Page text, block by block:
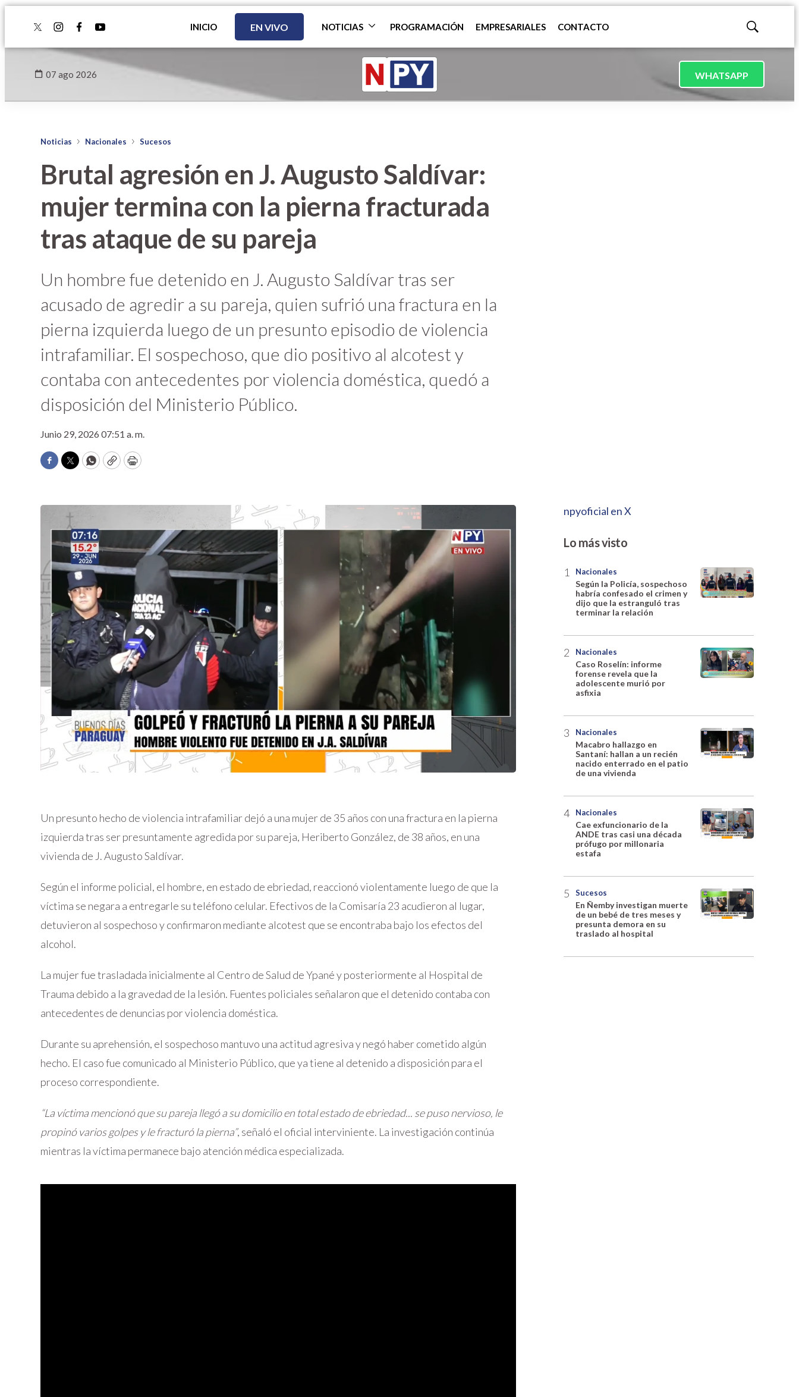
twitterinstagram
facebookyoutube INICIO EN VIVO NOTICIAS PROGRAMACIÓN EMPRESARIALES CONTACTO
Mostrar
07 ago 2026 WHATSAPP
Noticias Nacionales Sucesos
Brutal agresión en J. Augusto Saldívar:
mujer termina con la pierna fracturada
tras ataque de su pareja
Un hombre fue detenido en J. Augusto Saldívar tras ser
acusado de agredir a su pareja, quien sufrió una fractura en la
pierna izquierda luego de un presunto episodio de violencia
intrafamiliar. El sospechoso, que dio positivo al alcotest y
contaba con antecedentes por violencia doméstica, quedó a
disposición del Ministerio Público.
Junio 29, 2026 07:51 a. m.
Facebook
TwitterWhatsApp
CopyPrint
Un presunto hecho de violencia intrafamiliar dejó a una mujer de 35 años con una fractura en la pierna
izquierda tras ser presuntamente agredida por su pareja, Heriberto González, de 38 años, en una
vivienda de J. Augusto Saldívar.
Según el informe policial, el hombre, en estado de ebriedad, reaccionó violentamente luego de que la
víctima se negara a entregarle su teléfono celular. Efectivos de la Comisaría 23 acudieron al lugar,
detuvieron al sospechoso y confirmaron mediante alcotest que se encontraba bajo los efectos del
alcohol.
La mujer fue trasladada inicialmente al Centro de Salud de Ypané y posteriormente al Hospital de
Trauma debido a la gravedad de la lesión. Fuentes policiales señalaron que el detenido contaba con
antecedentes de denuncias por violencia doméstica.
Durante su aprehensión, el sospechoso mantuvo una actitud agresiva y negó haber cometido algún
hecho. El caso fue comunicado al Ministerio Público, que ya tiene al detenido a disposición para el
proceso correspondiente.
“La víctima mencionó que su pareja llegó a su domicilio en total estado de ebriedad... se puso nervioso, le
propinó varios golpes y le fracturó la pierna”, señaló el oficial interviniente. La investigación continúa
mientras la víctima permanece bajo atención médica especializada.
npyoficial en X
Lo más visto
Nacionales
Según la Policía, sospechoso
habría confesado el crimen y
dijo que la estranguló tras
terminar la relación
Nacionales
Caso Roselín: informe
forense revela que la
adolescente murió por
asfixia
Nacionales
Macabro hallazgo en
Santaní: hallan a un recién
nacido enterrado en el patio
de una vivienda
Nacionales
Cae exfuncionario de la
ANDE tras casi una década
prófugo por millonaria
estafa
Sucesos
En Ñemby investigan muerte
de un bebé de tres meses y
presunta demora en su
traslado al hospital